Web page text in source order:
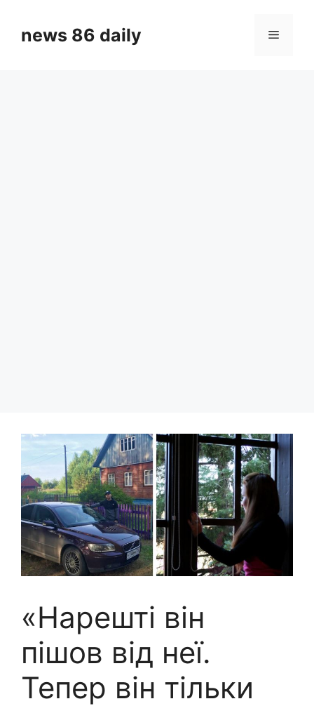
contentnews 86 daily Menu
«Нарешті він
пішов від неї.
Тепер він тільки